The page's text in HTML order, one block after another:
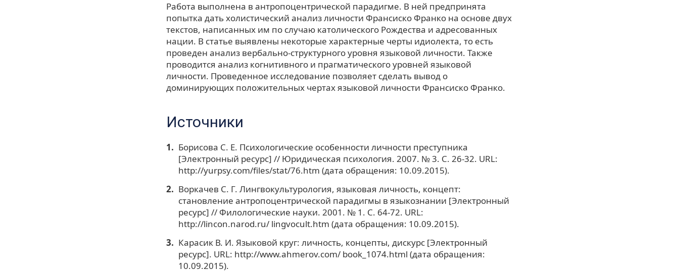
Работа выполнена в антропоцентрической парадигме. В ней предпринята
попытка дать холистический анализ личности Франсиско Франко на основе двух
текстов, написанных им по случаю католического Рождества и адресованных
нации. В статье выявлены некоторые характерные черты идиолекта, то есть
проведен анализ вербально-структурного уровня языковой личности. Также
проводится анализ когнитивного и прагматического уровней языковой
личности. Проведенное исследование позволяет сделать вывод о
доминирующих положительных чертах языковой личности Франсиско Франко.
Источники
Борисова С. Е. Психологические особенности личности преступника
[Электронный ресурс] // Юридическая психология. 2007. № 3. С. 26-32. URL:
http://yurpsy.com/files/stat/76.htm (дата обращения: 10.09.2015).
Воркачев С. Г. Лингвокультурология, языковая личность, концепт:
становление антропоцентрической парадигмы в языкознании [Электронный
ресурс] // Филологические науки. 2001. № 1. С. 64-72. URL:
http://lincon.narod.ru/ lingvocult.htm (дата обращения: 10.09.2015).
Карасик В. И. Языковой круг: личность, концепты, дискурс [Электронный
ресурс]. URL: http://www.ahmerov.com/ book_1074.html (дата обращения:
10.09.2015).